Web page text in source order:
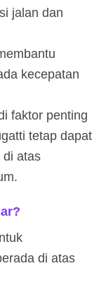
jalan dan
kecepatan
faktor penting
tetap dapat
di atas
di atas